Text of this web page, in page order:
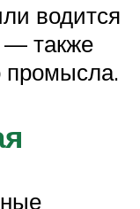
водится
— также
промысла.